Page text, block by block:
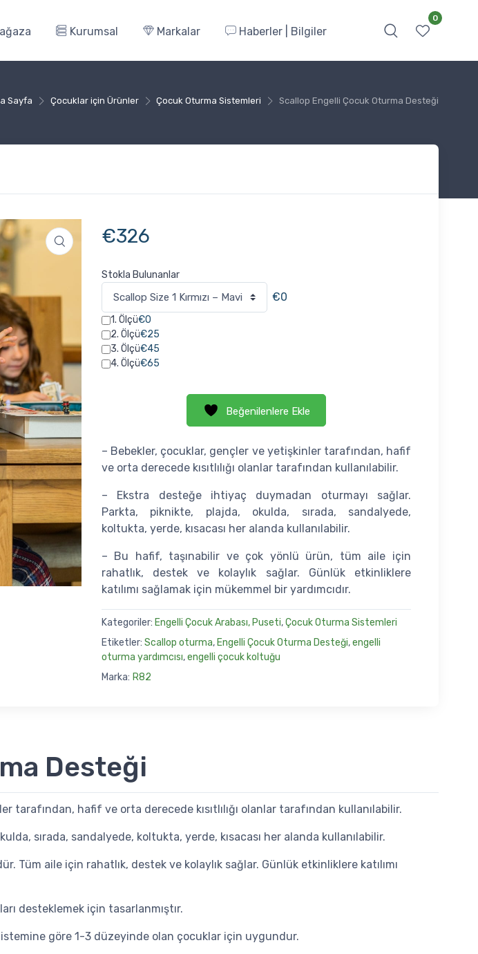
0
Kurumsal Markalar Haberler | Bilgiler
Sayfa Çocuklar için Ürünler Çocuk Oturma Sistemleri Scallop Engelli Çocuk Oturma Desteği
€326
Stokla Bulunanlar
€0
1. Ölçü€0
2. Ölçü€25
3. Ölçü€45
4. Ölçü€65
Beğenilenlere Ekle
– Bebekler, çocuklar, gençler ve yetişkinler tarafından, hafif
ve orta derecede kısıtlılığı olanlar tarafından kullanılabilir.
– Ekstra desteğe ihtiyaç duymadan oturmayı sağlar.
Parkta, piknikte, plajda, okulda, sırada, sandalyede,
koltukta, yerde, kısacası her alanda kullanılabilir.
– Bu hafif, taşınabilir ve çok yönlü ürün, tüm aile için
rahatlık, destek ve kolaylık sağlar. Günlük etkinliklere
katılımı sağlamak için mükemmel bir yardımcıdır.
Kategoriler: Engelli Çocuk Arabası, Puseti,Çocuk Oturma Sistemleri
Etiketler: Scallop oturma, Engelli Çocuk Oturma Desteği,engelli
oturma yardımcısı,engelli çocuk koltuğu
Marka: R82
Desteği
hafif ve orta derecede kısıtlılığı olanlar tarafından kullanılabilir.
sırada, sandalyede, koltukta, yerde, kısacası her alanda kullanılabilir.
aile için rahatlık, destek ve kolaylık sağlar. Günlük etkinliklere katılımı
desteklemek için tasarlanmıştır.
göre 1-3 düzeyinde olan çocuklar için uygundur.